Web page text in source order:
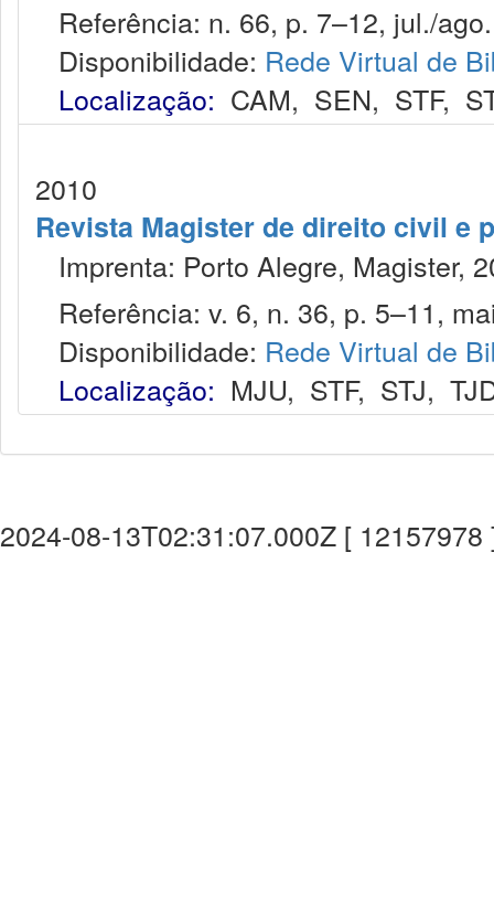
Referência: n. 66, p. 7–12, jul./
Disponibilidade: Rede Virtual de
Localização: CAM, SEN, STF,
2010
Revista Magister de direito civil e
Imprenta: Porto Alegre, Magister,
Referência: v. 6, n. 36, p. 5–11,
Disponibilidade: Rede Virtual de
Localização: MJU, STF, STJ,
2024-08-13T02:31:07.000Z [ 12157978